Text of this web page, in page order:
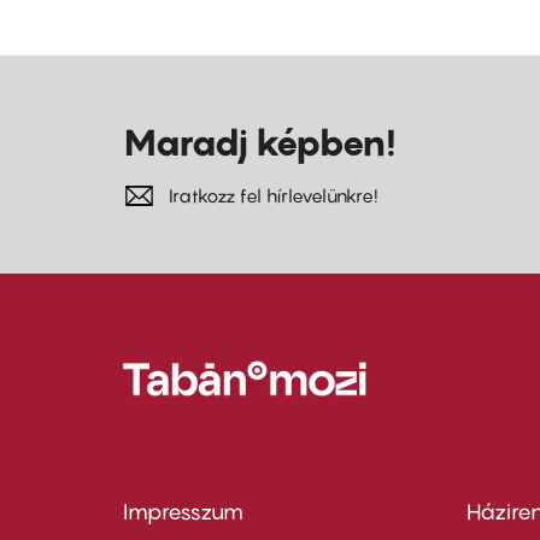
Maradj képben!
Iratkozz fel hírlevelünkre!
Footer
Impresszum